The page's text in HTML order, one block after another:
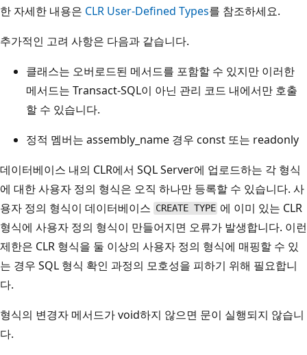
한 자세한 내용은 CLR User-Defined Types를 참조하세요.
추가적인 고려 사항은 다음과 같습니다.
클래스는 오버로드된 메서드를 포함할 수 있지만 이러한
메서드는 Transact-SQL이 아닌 관리 코드 내에서만 호출
할 수 있습니다.
정적 멤버는 assembly_name 경우 const 또는 readonly
데이터베이스 내의 CLR에서 SQL Server에 업로드하는 각 형식
에 대한 사용자 정의 형식은 오직 하나만 등록할 수 있습니다. 사
용자 정의 형식이 데이터베이스 CREATE TYPE 에 이미 있는 CLR
형식에 사용자 정의 형식이 만들어지면 오류가 발생합니다. 이런
제한은 CLR 형식을 둘 이상의 사용자 정의 형식에 매핑할 수 있
는 경우 SQL 형식 확인 과정의 모호성을 피하기 위해 필요합니
다.
형식의 변경자 메서드가 void하지 않으면 문이 실행되지 않습니
다.